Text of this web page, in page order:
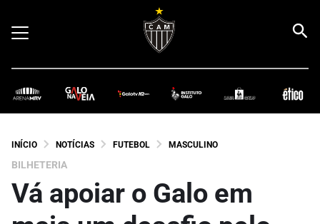
INÍCIO NOTÍCIAS FUTEBOL MASCULINO
BILHETERIA
Vá apoiar o Galo em